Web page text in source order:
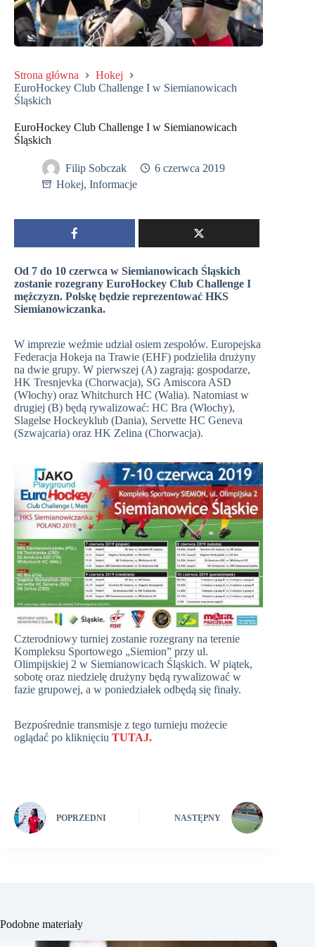
Strona główna
Hokej
EuroHockey Club Challenge I w Siemianowicach
Śląskich
EuroHockey Club Challenge I w Siemianowicach
Śląskich
Filip Sobczak
6 czerwca 2019
Hokej, Informacje
Od 7 do 10 czerwca w Siemianowicach Śląskich
zostanie rozegrany EuroHockey Club Challenge I
mężczyzn. Polskę będzie reprezentować HKS
Siemianowiczanka.
W imprezie weźmie udział osiem zespołów. Europejska
Federacja Hokeja na Trawie (EHF) podzieliła drużyny
na dwie grupy. W pierwszej (A) zagrają: gospodarze,
HK Tresnjevka (Chorwacja), SG Amiscora ASD
(Włochy) oraz Whitchurch HC (Walia). Natomiast w
drugiej (B) będą rywalizować: HC Bra (Włochy),
Slagelse Hockeyklub (Dania), Servette HC Geneva
(Szwajcaria) oraz HK Zelina (Chorwacja).
Czterodniowy turniej zostanie rozegrany na terenie
Kompleksu Sportowego „Siemion” przy ul.
Olimpijskiej 2 w Siemianowicach Śląskich. W piątek,
sobotę oraz niedzielę drużyny będą rywalizować w
fazie grupowej, a w poniedziałek odbędą się finały.
Bezpośrednie transmisje z tego turnieju możecie
oglądać po kliknięciu TUTAJ.
POPRZEDNI NASTĘPNY
Podobne materiały